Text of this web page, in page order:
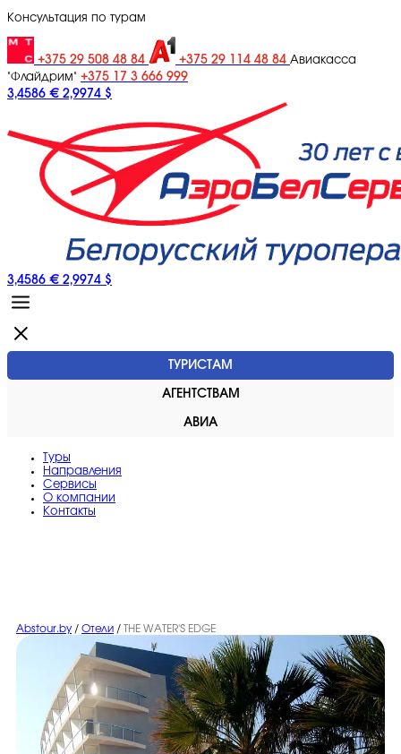
Консультация по турам
+375 29 508 48 84 +375 29 114 48 84 Авиакасса
"Флайдрим" +375 17 3 666 999
3,4586 € 2,9974 $
3,4586 € 2,9974 $
ТУРИСТАМ
АГЕНТСТВАМ
АВИА
Туры
Направления
Сервисы
O компании
Контакты
Abstour.by / Отели / THE WATER'S EDGE